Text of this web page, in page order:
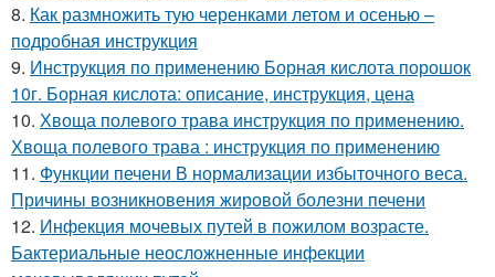
8. Как размножить тую черенками летом и осенью –
подробная инструкция
9. Инструкция по применению Борная кислота порошок
10г. Борная кислота: описание, инструкция, цена
10. Хвоща полевого трава инструкция по применению.
Хвоща полевого трава : инструкция по применению
11. Функции печени В нормализации избыточного веса.
Причины возникновения жировой болезни печени
12. Инфекция мочевых путей в пожилом возрасте.
Бактериальные неосложненные инфекции